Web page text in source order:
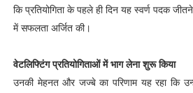
कि प्रतियोगिता के पहले ही दिन यह स्वर्ण पदक
में सफलता अर्जित की।
वेटलिफ्टिंग प्रतियोगिताओं में भाग लेना शुरू किया
उनकी मेहनत और जज्बे का परिणाम यह रहा कि